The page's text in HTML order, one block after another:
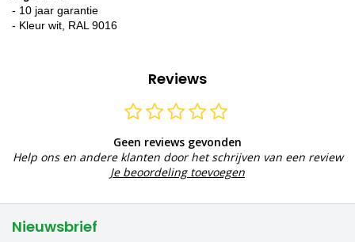
- 10 jaar garantie
- Kleur wit, RAL 9016
Reviews
Geen reviews gevonden
Help ons en andere klanten door het schrijven van een review
Je beoordeling toevoegen
Nieuwsbrief